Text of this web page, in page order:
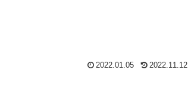
2022.01.05 2022.11.12